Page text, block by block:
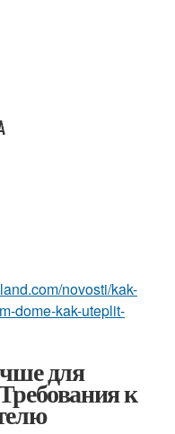
novosti/kak-
dome-kak-uteplit-
для
к